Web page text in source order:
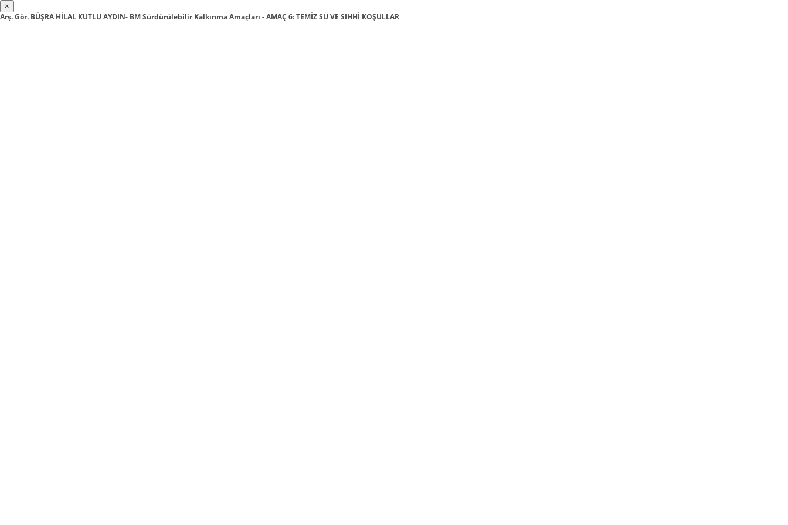
×
Arş. Gör. BÜŞRA HİLAL KUTLU AYDIN- BM Sürdürülebilir Kalkınma Amaçları - AMAÇ 6: TEMİZ SU VE SIHHİ KOŞULLAR